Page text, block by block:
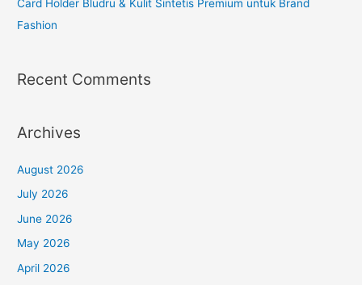
Card Holder Bludru & Kulit Sintetis Premium untuk Brand
Fashion
Recent Comments
Archives
August 2026
July 2026
June 2026
May 2026
April 2026